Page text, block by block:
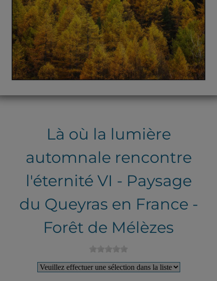
Là où la lumière
automnale rencontre
l'éternité VI - Paysage
du Queyras en France -
Forêt de Mélèzes